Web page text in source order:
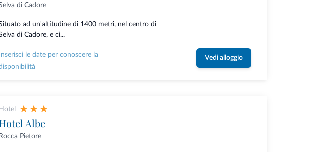
di Cadore
ad un'altitudine di 1400 metri, nel centro di
di Cadore, e ci...
Inserisci le date per conoscere la
Vedi alloggio
Hotel
Hotel Albe
Rocca Pietore